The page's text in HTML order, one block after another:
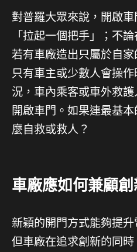
對普羅大眾來說，開啟
「拉起一個把手」；不
若有車廠造出只屬於自
只有車主或少數人會操
況，車內乘客或車外救
開啟車門。如果連最基
麼自救或救人？
車廠應如何兼顧創
新穎的開門方式能夠提升
但車廠在追求創新的同